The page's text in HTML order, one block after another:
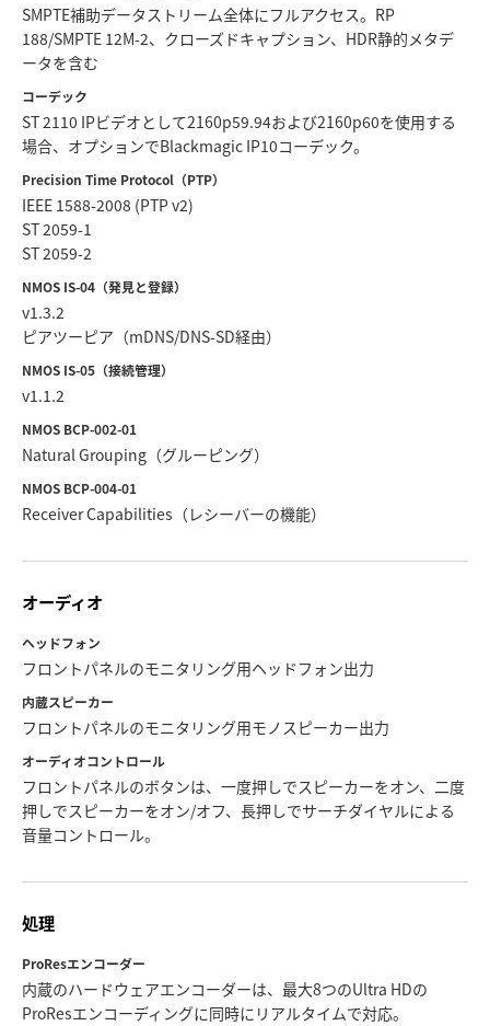
SMPTE補助データストリーム全体にフルアクセス。RP
188/SMPTE 12M-2、クローズドキャプション、HDR静的メタデ
ータを含む
コーデック
ST 2110 IPビデオとして2160p59.94および2160p60を使用する
場合、オプションでBlackmagic IP10コーデック。
Precision Time Protocol（PTP）
IEEE 1588-2008 (PTP v2)
ST 2059-1
ST 2059-2
NMOS IS-04（発見と登録）
v1.3.2
ピアツーピア（mDNS/DNS-SD経由）
NMOS IS-05（接続管理）
v1.1.2
NMOS BCP-002-01
Natural Grouping（グルーピング）
NMOS BCP-004-01
Receiver Capabilities（レシーバーの機能）
オーディオ
ヘッドフォン
フロントパネルのモニタリング用ヘッドフォン出力
内蔵スピーカー
フロントパネルのモニタリング用モノスピーカー出力
オーディオコントロール
フロントパネルのボタンは、一度押しでスピーカーをオン、二度
押しでスピーカーをオン/オフ、長押しでサーチダイヤルによる
音量コントロール。
処理
ProResエンコーダー
内蔵のハードウェアエンコーダーは、最大8つのUltra HDの
ProResエンコーディングに同時にリアルタイムで対応。